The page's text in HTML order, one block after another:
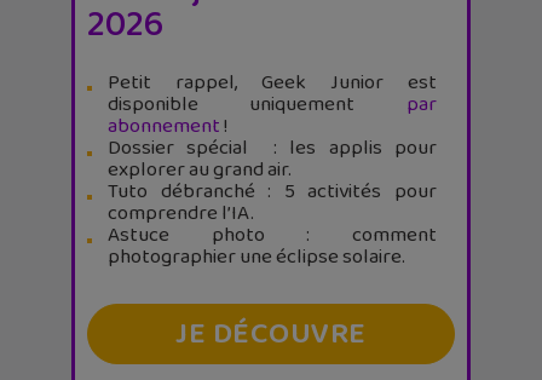
2026
Petit rappel, Geek Junior est
disponible uniquement par
abonnement!
Dossier spécial : les applis pour
explorer au grand air.
Tuto débranché : 5 activités pour
comprendre l’IA.
Astuce photo : comment
photographier une éclipse solaire.
JE DÉCOUVRE